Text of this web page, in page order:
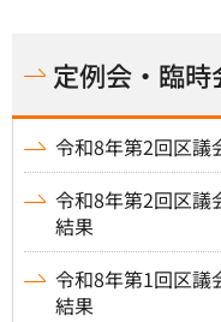
定例会・臨時
令和8年第2回区議
令和8年第2回区議
結果
令和8年第1回区議
結果